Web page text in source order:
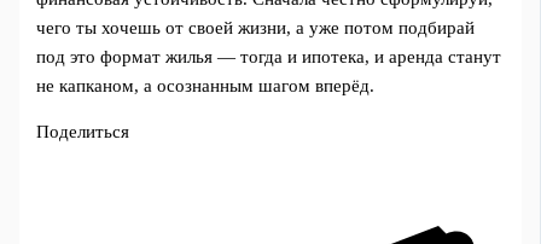
чего ты хочешь от своей жизни, а уже потом подбирай
под это формат жилья — тогда и ипотека, и аренда станут
не капканом, а осознанным шагом вперёд.
Поделиться